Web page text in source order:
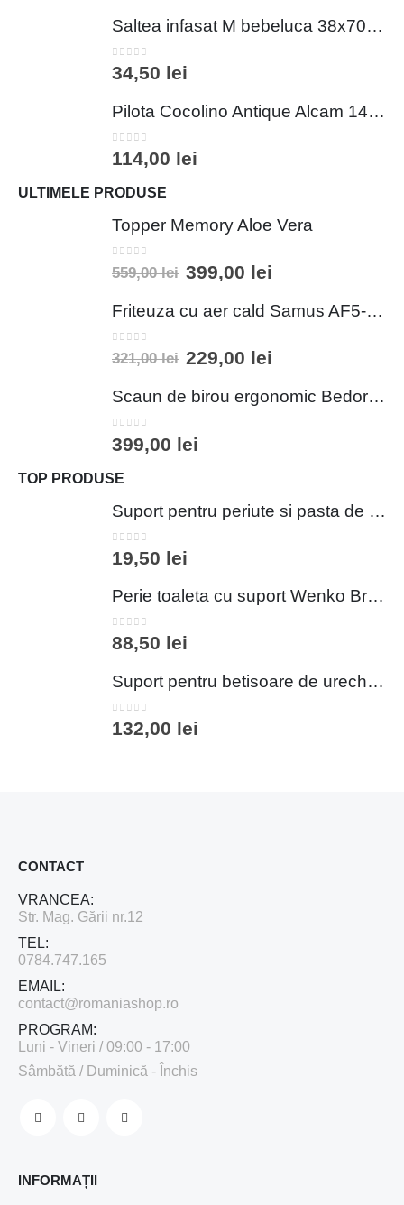
Saltea infasat M bebeluca 38x70 cm spuma PVC lavabila pentru confort si siguranta bebelusului
0out of 5
34,50 lei
Pilota Cocolino Antique Alcam 140x200 cm din Microfibra si Fleece pentru Confort Premium
0out of 5
114,00 lei
ULTIMELE PRODUSE
Topper Memory Aloe Vera
0out of 5
559,00lei 399,00 lei
Friteuza cu aer cald Samus AF5-S1400DW
0out of 5
321,00lei 229,00 lei
Scaun de birou ergonomic Bedora Lotte, Mesh, Negru/Rosu
0out of 5
399,00 lei
TOP PRODUSE
Suport pentru periute si pasta de dinti Wenko Brasil Petrol 7.3 x 10.3 cm plastic verde inchis
0out of 5
19,50 lei
Perie toaleta cu suport Wenko Brasil Petrol 10x37 cm plastic verde inchis
0out of 5
88,50 lei
Suport pentru betisoare de urechi si dischete demachiante Wenko 18 cm inox plastic argintiu
0out of 5
132,00 lei
CONTACT
VRANCEA:
Str. Mag. Gării nr.12
TEL:
0784.747.165
EMAIL:
contact@romaniashop.ro
PROGRAM:
Luni - Vineri / 09:00 - 17:00
Sâmbătă / Duminică - Închis
INFORMAȚII